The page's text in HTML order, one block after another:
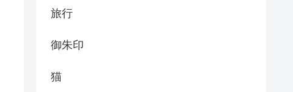
旅行
御朱印
猫